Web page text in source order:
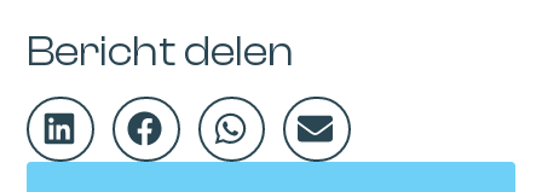
Bericht delen